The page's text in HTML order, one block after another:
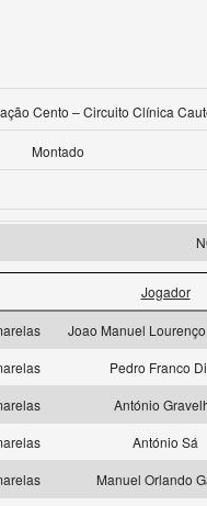
Cento – Circuito Clínica
Montado
Jogador
Joao Manuel
Pedro Franco
António
António Sá
Manuel Orlando